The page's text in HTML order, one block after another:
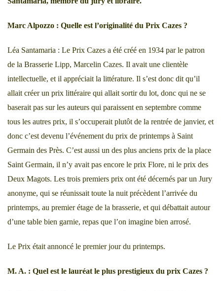
Marc Alpozzo : Quelle est l’originalité du Prix Cazes ?
Léa Santamaria : Le Prix Cazes a été créé en 1934 par le patron
de la Brasserie Lipp, Marcelin Cazes. Il avait une clientèle
intellectuelle, et il appréciait la littérature. Il s’est donc dit qu’il
allait créer un prix littéraire qui allait sortir du lot, donc qui ne se
baserait pas sur les auteurs qui paraissent en septembre comme
tous les autres prix, il s’occuperait plutôt de la rentrée de janvier, et
donc c’est devenu l’événement du prix de printemps à Saint
Germain des Près. C’est aussi un des plus anciens prix de la place
Saint Germain, il n’y avait pas encore le prix Flore, ni le prix des
Deux Magots. Les trois premiers prix ont été décernés par un Jury
anonyme, qui se réunissait toute la nuit précèdent l’arrivée du
printemps, au premier étage de la brasserie, et qui débattait autour
d’une table bien garnie, repas que l’on imagine bien arrosé.
Le Prix était annoncé le premier jour du printemps.
M. A. : Quel est le lauréat le plus prestigieux du prix Cazes ?